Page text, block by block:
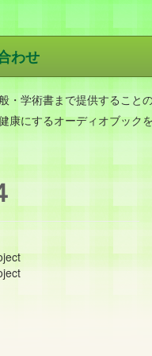
わせ
・学術書まで提供すること
にするオーディオブックを